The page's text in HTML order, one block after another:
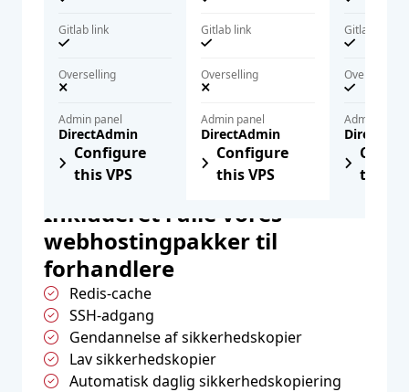
Gitlab link
Overselling
Admin panel
DirectAdmin
Configure
this VPS
Gitlab link
Overselling
Admin panel
DirectAdmin
Configure
this VPS
Gitlab link
Overselling
Admin panel
this
Inkluderet i alle vores
webhostingpakker til
forhandlere
Redis-cache
SSH-adgang
Gendannelse af sikkerhedskopier
Lav sikkerhedskopier
Automatisk daglig sikkerhedskopiering